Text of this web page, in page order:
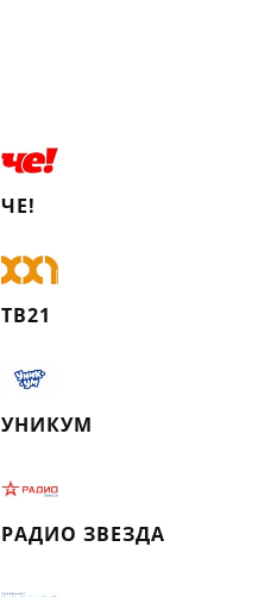
ЧЕ!
ТВ21
УНИКУМ
РАДИО ЗВЕЗДА